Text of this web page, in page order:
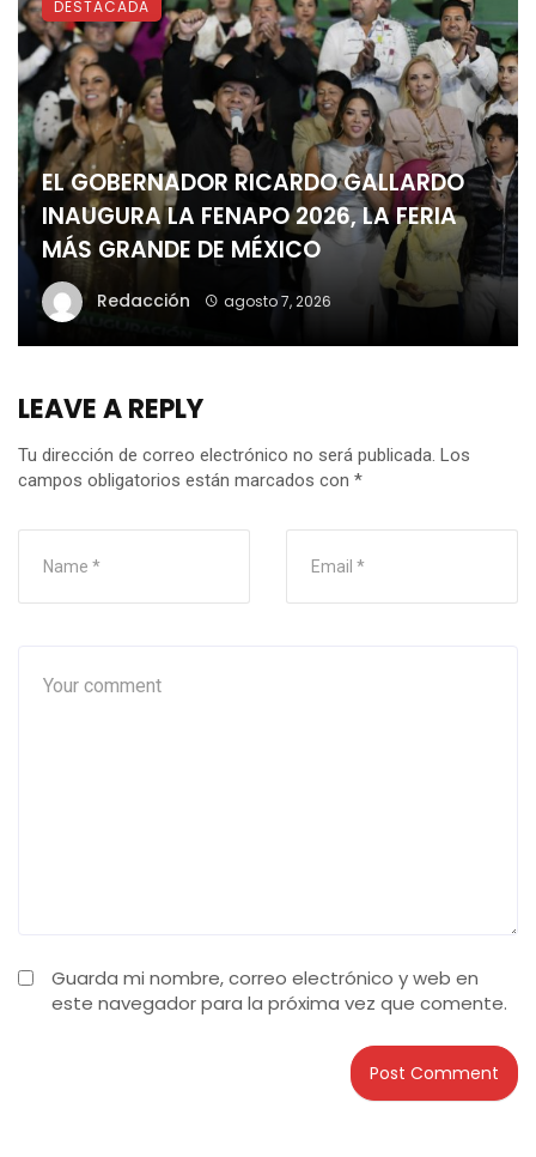
EL GOBERNADOR RICARDO GALLARDO
INAUGURA LA FENAPO 2026, LA FERIA
MÁS GRANDE DE MÉXICO
Redacción agosto 7, 2026
DESTACADA
LEAVE A REPLY
Tu dirección de correo electrónico no será publicada. Los
campos obligatorios están marcados con *
Guarda mi nombre, correo electrónico y web en
este navegador para la próxima vez que comente.